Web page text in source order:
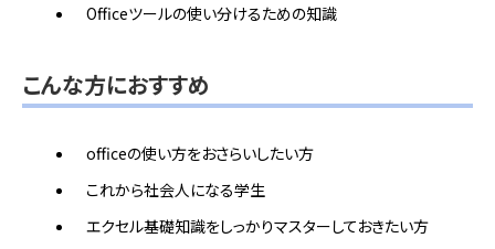
Officeツールの使い分けるための知識
こんな方におすすめ
officeの使い方をおさらいしたい方
これから社会人になる学生
エクセル基礎知識をしっかりマスターしておきたい方